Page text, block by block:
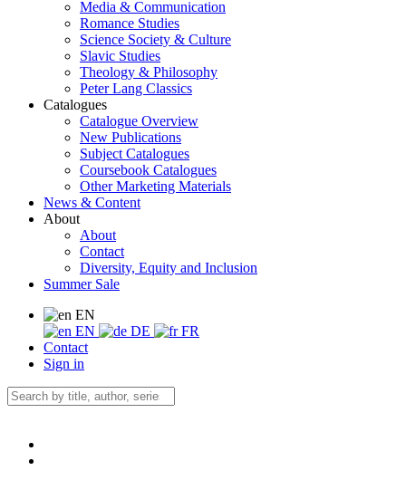
Media & Communication
Romance Studies
Science Society & Culture
Slavic Studies
Theology & Philosophy
Peter Lang Classics
Catalogues
Catalogue Overview
New Publications
Subject Catalogues
Coursebook Catalogues
Other Marketing Materials
News & Content
About
About
Contact
Diversity, Equity and Inclusion
Summer Sale
EN
EN
DE
FR
Contact
Sign in